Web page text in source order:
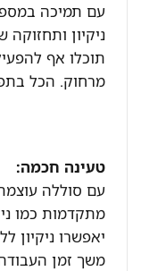
עם תמיכה במספר
ניקיון ותחזוקה
תוכלו אף
מרחוק. הכל
טעינה חכמה:
מתקדמות כמו
יאפשרו ניקיון
משך זמן